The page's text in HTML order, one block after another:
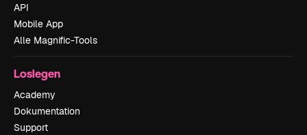
API
Mobile App
Alle Magnific-Tools
Loslegen
Academy
Dokumentation
Support